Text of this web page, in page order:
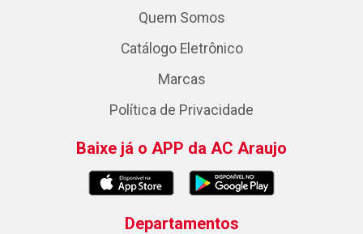
Quem Somos
Catálogo Eletrônico
Marcas
Política de Privacidade
Baixe já o APP da AC Araujo
Departamentos